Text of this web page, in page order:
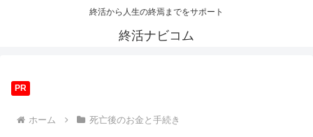
終活から人生の終焉までをサポート
終活ナビコム
PR
ホーム 死亡後のお金と手続き